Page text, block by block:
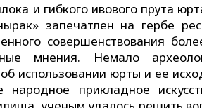
и гибкого ивового прута
запечатлен на гербе
совершенствования
мнения. Немало
использовании юрты и ее
народное прикладное